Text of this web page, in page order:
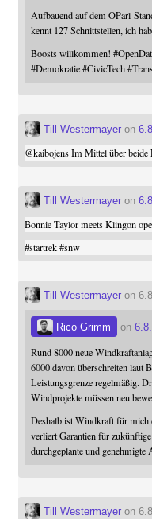
Aufbauend auf dem OParl-
kennt 127 Schnittstellen, ich
Boosts willkommen! #
#Demokratie #CivicTech #
Till Westermayeron
@kaibojensIm Mittel über beide
Till Westermayeron
Bonnie Taylor meets Klingon
#startrek #snw
Till Westermayeron
Rico Grimm on
Rund 8000 neue
6000 davon überschreiten laut
Leistungsgrenze regelmäßig.
Windprojekte müssen neu
Deshalb ist Windkraft für mich
verliert Garantien für
durchgeplante und genehmigte
Till Westermayeron